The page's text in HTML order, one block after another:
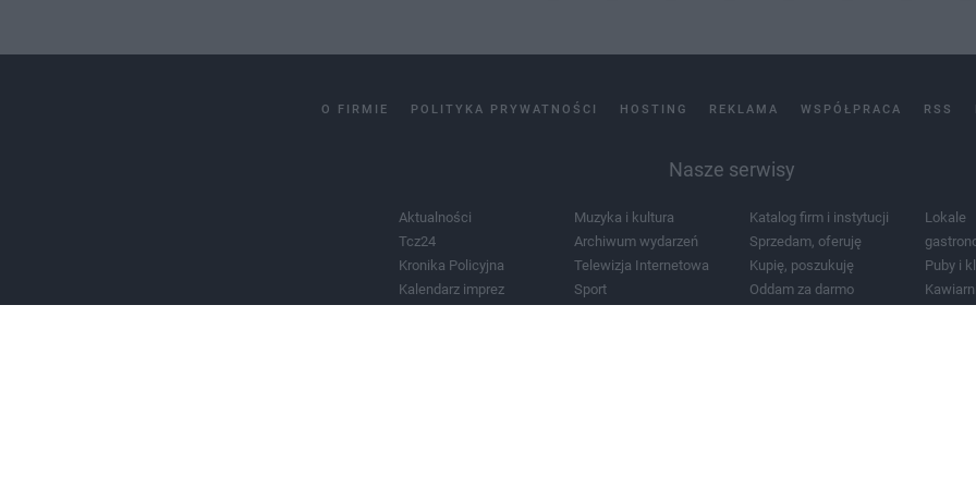
O FIRMIE POLITYKA PRYWATNOŚCI HOSTING REKLAMA WSPÓŁPRACA RSS
Nasze serwisy
Aktualności
Tcz24
Kronika Policyjna
Kalendarz imprez
Muzyka i kultura
Archiwum wydarzeń
Telewizja Internetowa
Sport
Katalog firm i instytucji
Sprzedam, oferuję
Kupię, poszukuję
Oddam za darmo
Lokale
Puby i